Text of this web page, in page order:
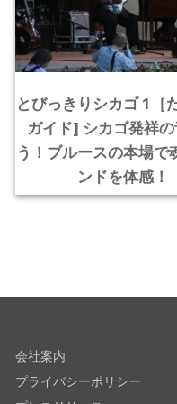
とびっきりシカゴ 1［
ガイド] シカゴ発祥
う！ブルースの本場で
ンドを体感！
会社案内
プライバシーポリシー